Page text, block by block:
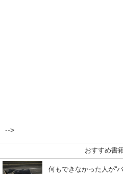
-->
おすすめ書
何もできなかった人が“